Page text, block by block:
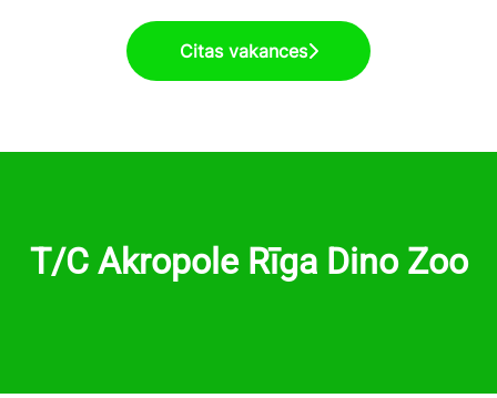
Citas vakances
T/C Akropole Rīga Dino Zoo